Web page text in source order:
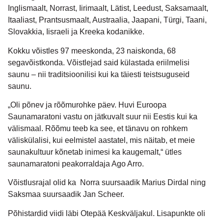
Inglismaalt, Norrast, Iirimaalt, Lätist, Leedust, Saksamaalt,
Itaaliast, Prantsusmaalt, Austraalia, Jaapani, Türgi, Taani,
Slovakkia, Iisraeli ja Kreeka kodanikke.
Kokku võistles 97 meeskonda, 23 naiskonda, 68
segavõistkonda. Võistlejad said külastada eriilmelisi
saunu – nii traditsioonilisi kui ka täiesti teistsuguseid
saunu.
„Oli põnev ja rõõmurohke päev. Huvi Euroopa
Saunamaratoni vastu on jätkuvalt suur nii Eestis kui ka
välismaal. Rõõmu teeb ka see, et tänavu on rohkem
väliskülalisi, kui eelmistel aastatel, mis näitab, et meie
saunakultuur kõnetab inimesi ka kaugemalt,“ ütles
saunamaratoni peakorraldaja Ago Arro.
Võistlusrajal olid ka Norra suursaadik Marius Dirdal ning
Saksmaa suursaadik Jan Scheer.
Põhistardid viidi läbi Otepää Keskväljakul. Lisapunkte oli